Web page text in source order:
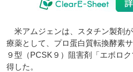
米アムジェンは、スタチン製剤
療薬として、プロ蛋白質転換酵素
９型（PCSK９）阻害剤「エボロ
得した。